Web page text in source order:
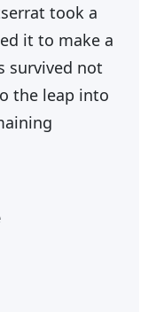
took a
it to make a
survived not
the leap into